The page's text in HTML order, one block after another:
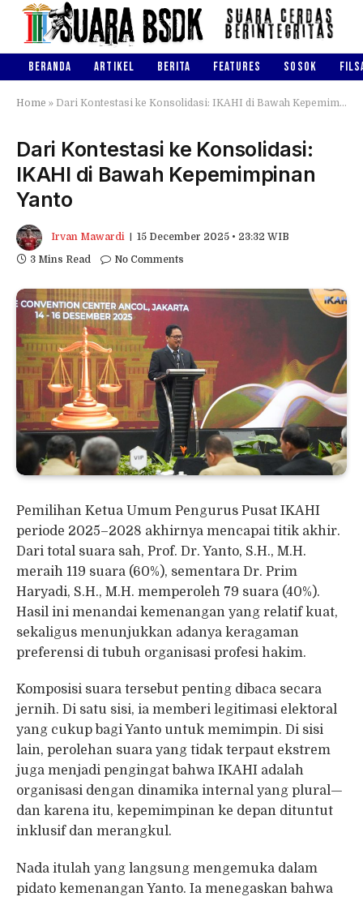
BERANDA ARTIKEL BERITA FEATURES SOSOK
Home » Dari Kontestasi ke Konsolidasi: IKAHI di Bawah Kepemimpinan Yanto
Dari Kontestasi ke Konsolidasi:
IKAHI di Bawah Kepemimpinan
Yanto
Irvan Mawardi
15 December 2025 • 23:32 WIB
3 Mins Read
No Comments
Pemilihan Ketua Umum Pengurus Pusat IKAHI
periode 2025–2028 akhirnya mencapai titik akhir.
Dari total suara sah, Prof. Dr. Yanto, S.H., M.H.
meraih 119 suara (60%), sementara Dr. Prim
Haryadi, S.H., M.H. memperoleh 79 suara (40%).
Hasil ini menandai kemenangan yang relatif kuat,
sekaligus menunjukkan adanya keragaman
preferensi di tubuh organisasi profesi hakim.
Komposisi suara tersebut penting dibaca secara
jernih. Di satu sisi, ia memberi legitimasi elektoral
yang cukup bagi Yanto untuk memimpin. Di sisi
lain, perolehan suara yang tidak terpaut ekstrem
juga menjadi pengingat bahwa IKAHI adalah
organisasi dengan dinamika internal yang plural—
dan karena itu, kepemimpinan ke depan dituntut
inklusif dan merangkul.
Nada itulah yang langsung mengemuka dalam
pidato kemenangan Yanto. Ia menegaskan bahwa